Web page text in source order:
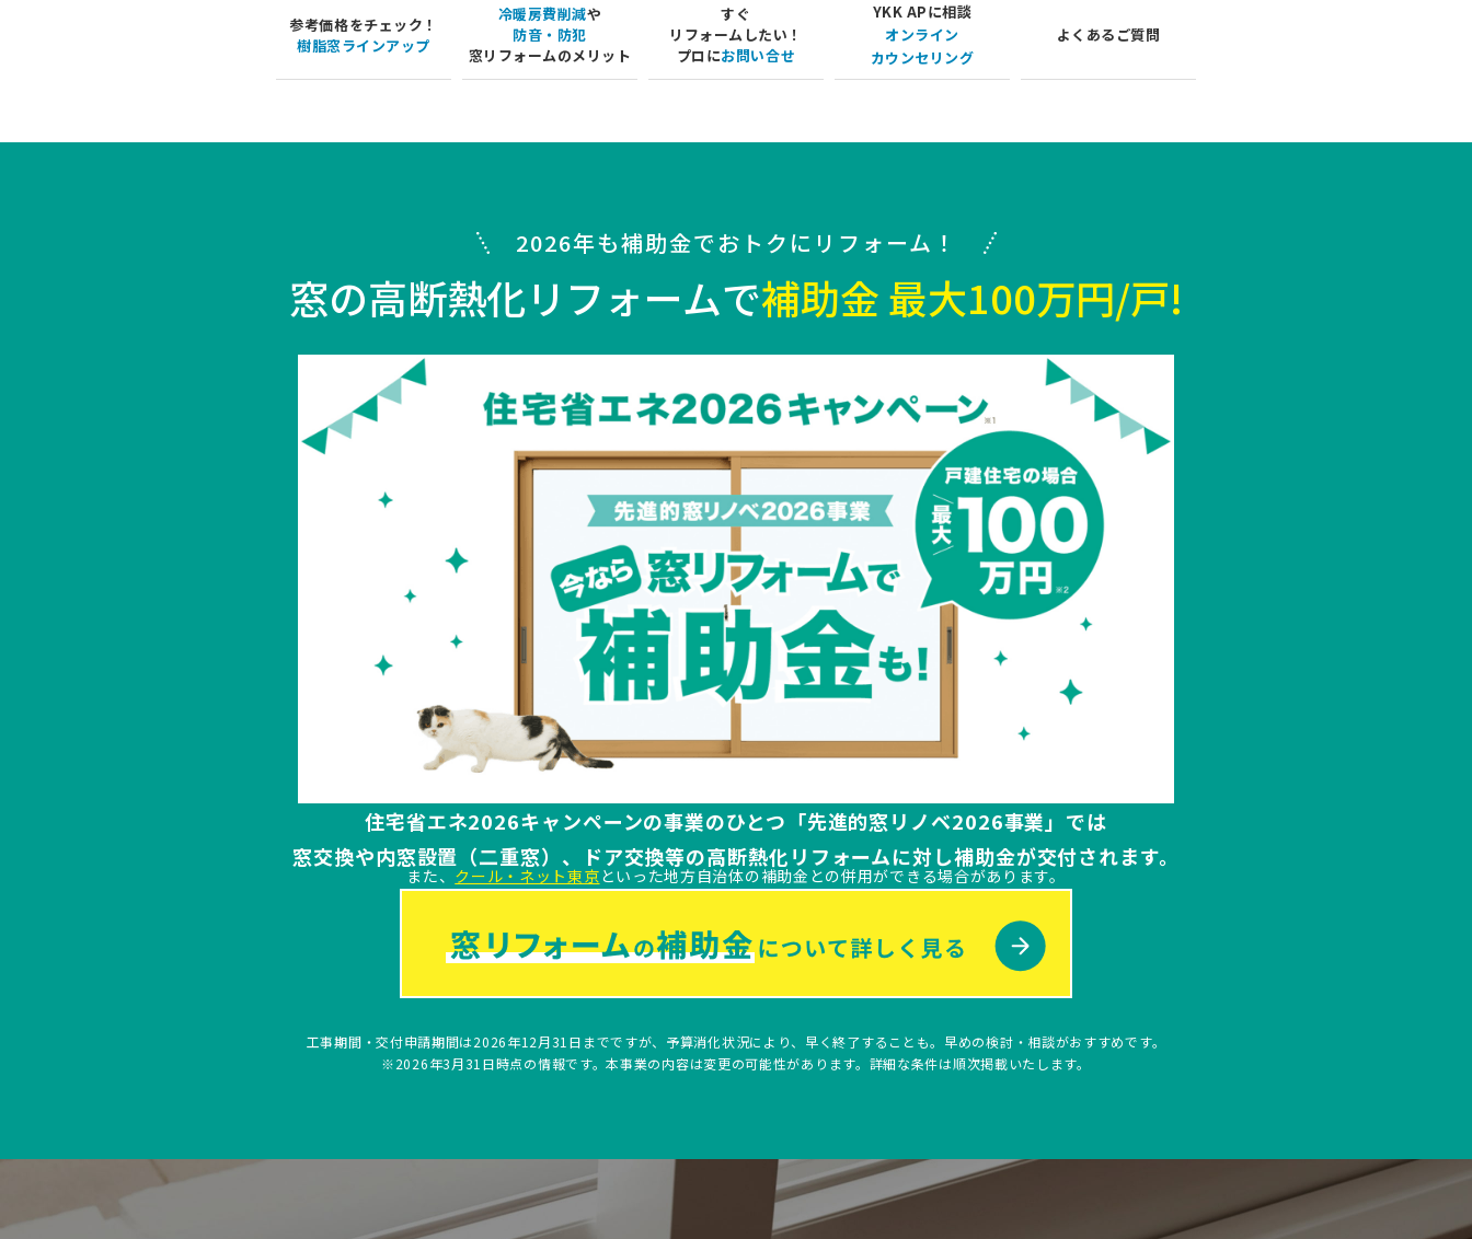
参考価格をチェック！
樹脂窓ラインアップ
冷暖房費削減や
防音・防犯
窓リフォームのメリット
すぐ
リフォームしたい！
プロにお問い合せ
YKK APに相談
オンライン
カウンセリング
よくあるご質問
2026年も補助金でおトクにリフォーム！
窓の高断熱化リフォームで補助金 最大100万円/戸!
住宅省エネ2026キャンペーンの事業のひとつ「先進的窓リノベ2026事業」では
窓交換や内窓設置（二重窓）、ドア交換等の高断熱化リフォームに対し補助金が交付されます。
また、 クール・ネット東京といった地方自治体の補助金との併用ができる場合があります。
工事期間・交付申請期間は2026年12月31日までですが、予算消化状況により、早く終了することも。早めの検討・相談がおすすめです。
※2026年3月31日時点の情報です。本事業の内容は変更の可能性があります。詳細な条件は順次掲載いたします。